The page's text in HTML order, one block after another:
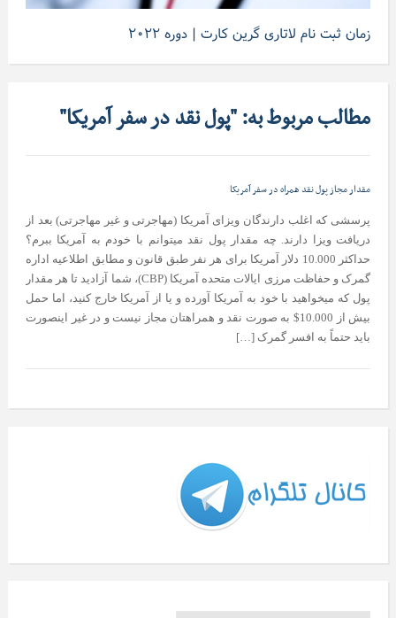
زمان ثبت نام لاتاری گرین کارت | دوره ۲۰۲۲
مطالب مربوط به: "پول نقد در سفر آمریکا"
مقدار مجاز پول نقد همراه در سفر آمریکا
پرسشی که اغلب دارندگان ویزای آمریکا (مهاجرتی و غیر مهاجرتی) بعد از
دریافت ویزا دارند. چه مقدار پول نقد میتوانم با خودم به آمریکا ببرم؟
حداکثر 10.000 دلار آمریکا برای هر نفر طبق قانون و مطابق اطلاعیه اداره
گمرک و حفاظت مرزی ایالات متحده آمریکا (CBP)، شما آزادید تا هر مقدار
پول که میخواهید با خود به آمریکا آورده و یا از آمریکا خارج کنید، اما حمل
بیش از 10.000$ به صورت نقد و همراهتان مجاز نیست و در غیر اینصورت
باید حتماً به افسر گمرک […]